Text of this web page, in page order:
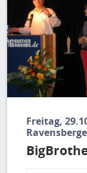
Freitag,